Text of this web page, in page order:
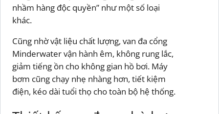
nhầm hàng độc quyền” như một số loại
khác.
Cũng nhờ vật liệu chất lượng, van đa cổng
Minderwater vận hành êm, không rung lắc,
giảm tiếng ồn cho không gian hồ bơi. Máy
bơm cũng chạy nhẹ nhàng hơn, tiết kiệm
điện, kéo dài tuổi thọ cho toàn bộ hệ thống.